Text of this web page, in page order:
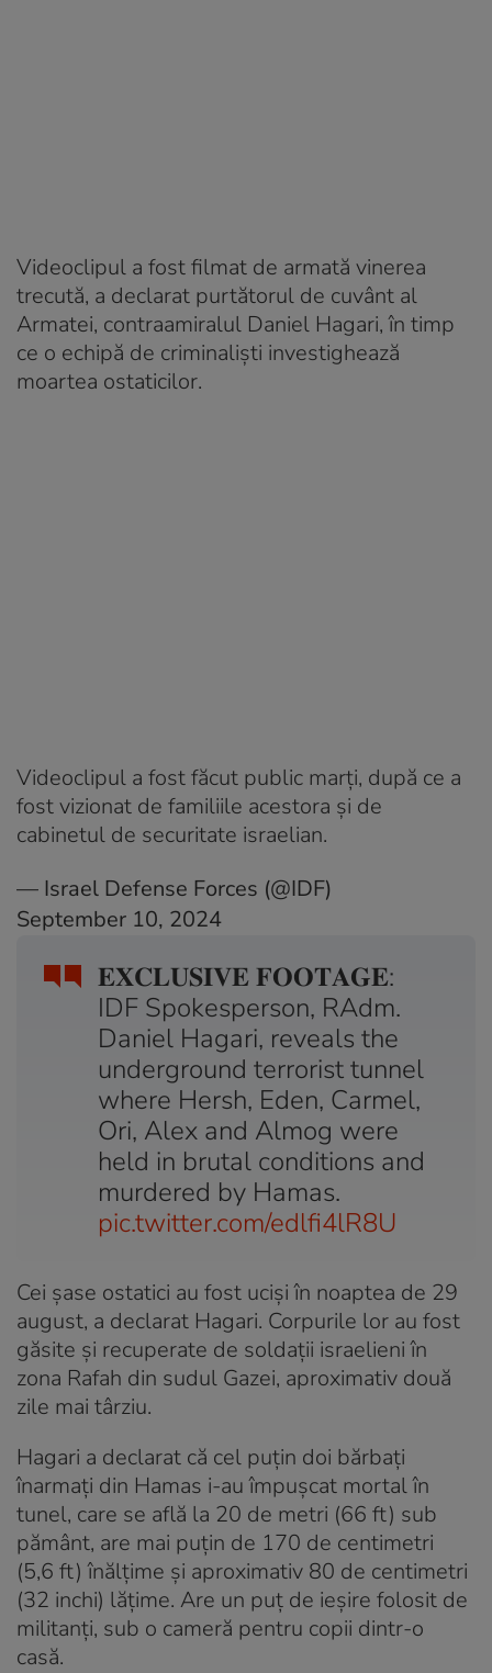
Videoclipul a fost filmat de armată vinerea
trecută, a declarat purtătorul de cuvânt al
Armatei, contraamiralul Daniel Hagari, în timp
ce o echipă de criminalişti investighează
moartea ostaticilor.
Videoclipul a fost făcut public marţi, după ce a
fost vizionat de familiile acestora şi de
cabinetul de securitate israelian.
𝐄𝐗𝐂𝐋𝐔𝐒𝐈𝐕𝐄 𝐅𝐎𝐎𝐓𝐀𝐆𝐄:
IDF Spokesperson, RAdm.
Daniel Hagari, reveals the
underground terrorist tunnel
where Hersh, Eden, Carmel,
Ori, Alex and Almog were
held in brutal conditions and
murdered by Hamas.
pic.twitter.com/edlfi4lR8U
— Israel Defense Forces (@IDF)
September 10, 2024
Cei şase ostatici au fost ucişi în noaptea de 29
august, a declarat Hagari. Corpurile lor au fost
găsite şi recuperate de soldaţii israelieni în
zona Rafah din sudul Gazei, aproximativ două
zile mai târziu.
Hagari a declarat că cel puţin doi bărbaţi
înarmaţi din Hamas i-au împuşcat mortal în
tunel, care se află la 20 de metri (66 ft) sub
pământ, are mai puţin de 170 de centimetri
(5,6 ft) înălţime şi aproximativ 80 de centimetri
(32 inchi) lăţime. Are un puţ de ieşire folosit de
militanţi, sub o cameră pentru copii dintr-o
casă.